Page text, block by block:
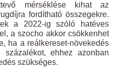
mérséklése kihat az
fordítható összegekre.
a 2022-ig szóló hatéves
a szocho akkor csökkenhet
ha a reálkereset-növekedés
ehhez azonban
szükséges.